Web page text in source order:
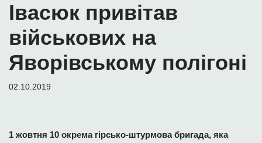
Івасюк привітав
військових на
Яворівському полігоні
02.10.2019
1 жовтня 10 окрема гірсько-штурмова бригада, яка